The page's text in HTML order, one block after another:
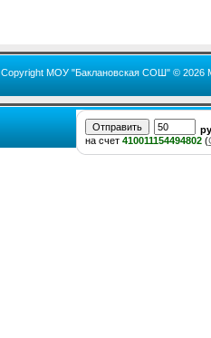
Copyright МОУ "Баклановская СОШ" © 2026
на счет 410011154494802 (